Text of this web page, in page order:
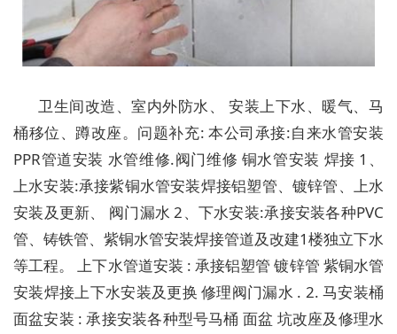
卫生间改造、室内外防水、 安装上下水、暖气、马
桶移位、蹲改座。问题补充: 本公司承接:自来水管安装
PPR管道安装 水管维修.阀门维修 铜水管安装 焊接 1、
上水安装:承接紫铜水管安装焊接铝塑管、镀锌管、上水
安装及更新、 阀门漏水 2、下水安装:承接安装各种PVC
管、铸铁管、紫铜水管安装焊接管道及改建1楼独立下水
等工程。 上下水管道安装 : 承接铝塑管 镀锌管 紫铜水管
安装焊接上下水安装及更换 修理阀门漏水 . 2. 马安装桶
面盆安装 : 承接安装各种型号马桶 面盆 坑改座及修理水